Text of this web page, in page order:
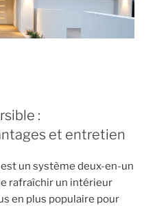
»
:
et entretien
un système deux-en-un
rafraîchir un intérieur
en plus populaire pour